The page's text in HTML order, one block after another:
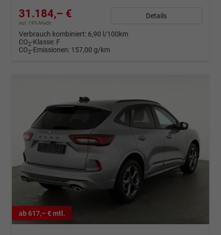
31.184,– €
incl. 19% MwSt.
Details
Verbrauch kombiniert: 6,90 l/100km
CO2-Klasse: F
CO2-Emissionen: 157,00 g/km
ab 617,– € mtl.